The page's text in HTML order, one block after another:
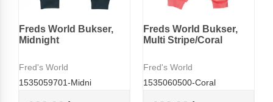
Freds World Bukser,
Midnight
Fred's World
1535059701-Midni
Freds World Bukser,
Multi Stripe/Coral
Fred's World
1535060500-Coral